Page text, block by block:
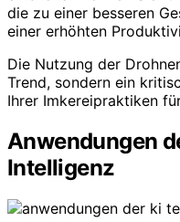
die zu einer besseren
einer erhöhten
Die Nutzung der
Trend, sondern ein
Ihrer Imkereipraktiken
Anwendungen
Intelligenz